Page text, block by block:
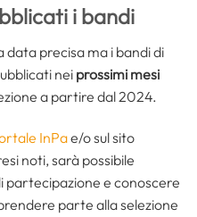
i bandi
precisa ma i bandi di
nei prossimi mesi
a partire dal 2024.
InPae/o sul sito
noti, sarà possibile
e conoscere
parte alla selezione